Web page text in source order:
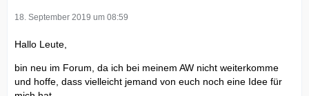
18. September 2019 um 08:59
Hallo Leute,
bin neu im Forum, da ich bei meinem AW nicht weiterkomme
und hoffe, dass vielleicht jemand von euch noch eine Idee für